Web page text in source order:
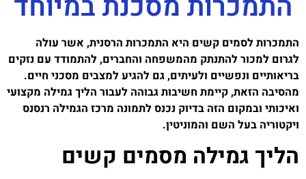
התמכרות לסמים קשים היא התמכרות הרסנית, אשר עולה
לגרום למכור להתנתק מהמשפחה והחברים, להתמודד עם נזקים
בריאותיים ונפשיים ולעיתים, גם להגיע למצבים מסכני חיים.
מהסיבה הזאת, קיימת חשיבות גבוהה לעבור הליך גמילה מקצועי
ואיכותי ובמקום הזה בדיוק נכנס לתמונה מרכז הגמילה רנסנס
ויקטוריה בעל השם והמוניטין.
הליך גמילה מסמים קשים